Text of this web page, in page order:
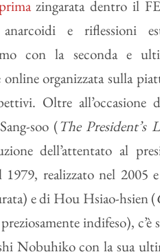
zingarata dentro il
e riflessioni
con la seconda e
online organizzata sulla
Oltre all’occasione
soo (The President’s
dell’attentato al
realizzato nel 2005
e di Hou Hsiao-hsien (
indifeso),
Nobuhiko con la sua